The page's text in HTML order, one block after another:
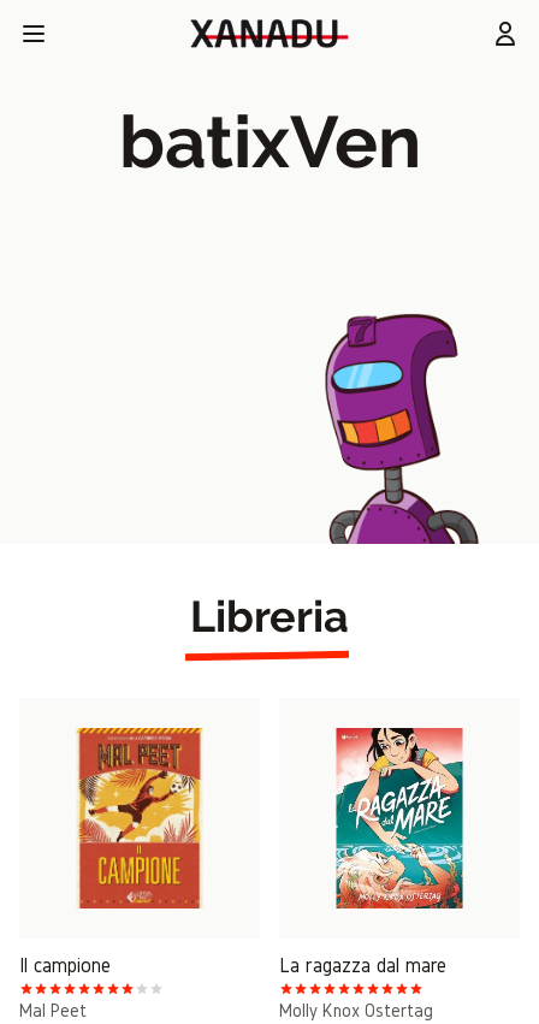
batixVen
Libreria
Il campione
Mal Peet
La ragazza dal mare
Molly Knox Ostertag